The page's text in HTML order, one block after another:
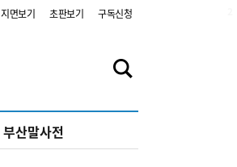
지면보기 초판보기 구독신청
부산말사전